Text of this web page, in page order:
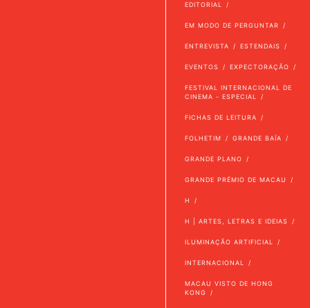
EDITORIAL
EM MODO DE PERGUNTAR
ENTREVISTA ESTENDAIS
EVENTOS EXPECTORAÇÃO
FESTIVAL INTERNACIONAL DE
CINEMA - ESPECIAL
FICHAS DE LEITURA
FOLHETIM GRANDE BAÍA
GRANDE PLANO
GRANDE PRÉMIO DE MACAU
H
H | ARTES, LETRAS E IDEIAS
ILUMINAÇÃO ARTIFICIAL
INTERNACIONAL
MACAU VISTO DE HONG
KONG